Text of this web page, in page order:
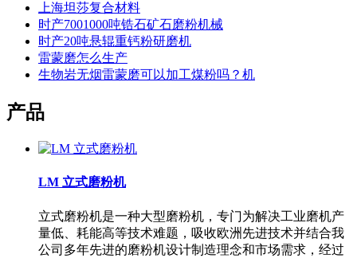
上海坦莎复合材料
时产7001000吨锆石矿石磨粉机械
时产20吨悬辊重钙粉研磨机
雷蒙磨怎么生产
生物岩无烟雷蒙磨可以加工煤粉吗？机
产品
LM 立式磨粉机
立式磨粉机是一种大型磨粉机，专门为解决工业磨机产
量低、耗能高等技术难题，吸收欧洲先进技术并结合我
公司多年先进的磨粉机设计制造理念和市场需求，经过